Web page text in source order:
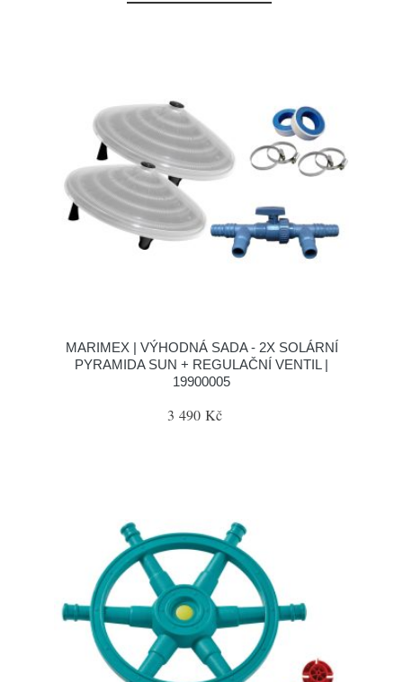
MARIMEX | VÝHODNÁ SADA - 2X SOLÁRNÍ
PYRAMIDA SUN + REGULAČNÍ VENTIL |
19900005
3 490 Kč